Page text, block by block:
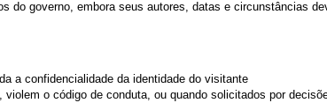
governo, embora seus autores, datas e circunstâncias
a confidencialidade da identidade do visitante
o código de conduta, ou quando solicitados por